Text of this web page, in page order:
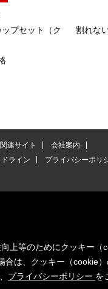
プセット（ク
割れな
連サイト
会社案内
ライン プライバシーポリ
上等のためにクッキー（
は、クッキー（cookie
プライバシーポリシー を